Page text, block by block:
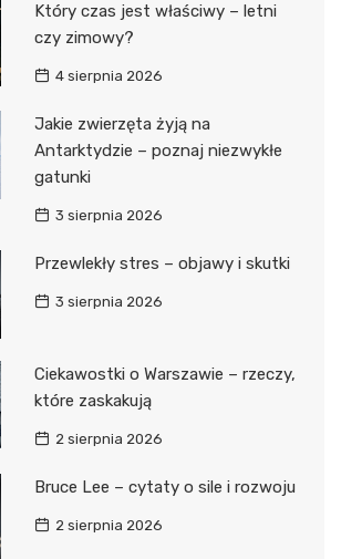
Który czas jest właściwy – letni
czy zimowy?
4 sierpnia 2026
Jakie zwierzęta żyją na
Antarktydzie – poznaj niezwykłe
gatunki
3 sierpnia 2026
Przewlekły stres – objawy i skutki
3 sierpnia 2026
Ciekawostki o Warszawie – rzeczy,
które zaskakują
2 sierpnia 2026
Bruce Lee – cytaty o sile i rozwoju
2 sierpnia 2026